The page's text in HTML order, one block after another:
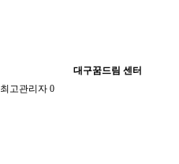
대구꿈드림 센터
최고관리자 0